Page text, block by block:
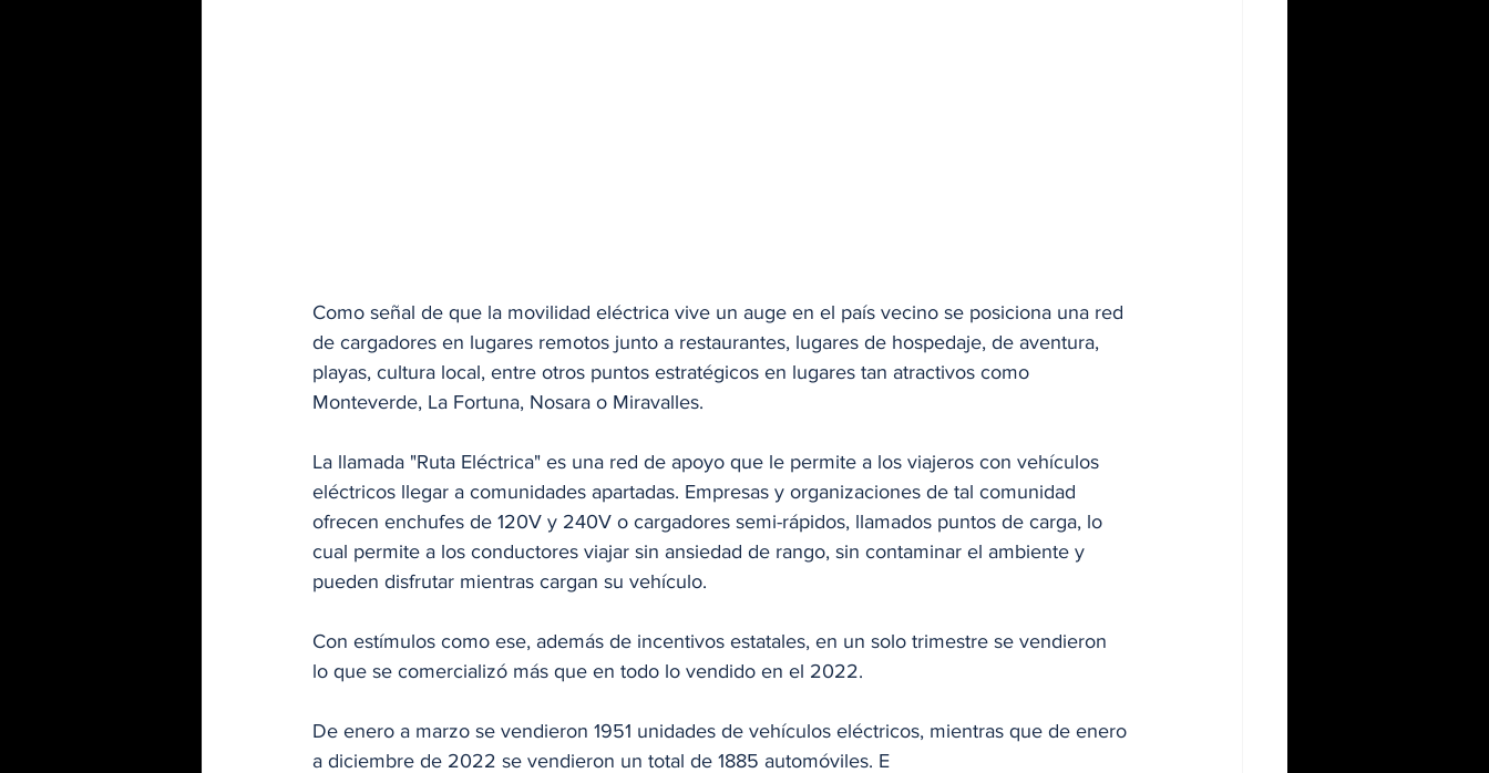
Como señal de que la movilidad eléctrica vive un auge en el país vecino se posiciona una red
de cargadores en lugares remotos junto a restaurantes, lugares de hospedaje, de aventura,
playas, cultura local, entre otros puntos estratégicos en lugares tan atractivos como
Monteverde, La Fortuna, Nosara o Miravalles.
La llamada "Ruta Eléctrica" es una red de apoyo que le permite a los viajeros con vehículos
eléctricos llegar a comunidades apartadas. Empresas y organizaciones de tal comunidad
ofrecen enchufes de 120V y 240V o cargadores semi-rápidos, llamados puntos de carga, lo
cual permite a los conductores viajar sin ansiedad de rango, sin contaminar el ambiente y
pueden disfrutar mientras cargan su vehículo.
Con estímulos como ese, además de incentivos estatales, en un solo trimestre se vendieron
lo que se comercializó más que en todo lo vendido en el 2022.
De enero a marzo se vendieron 1951 unidades de vehículos eléctricos, mientras que de enero
a diciembre de 2022 se vendieron un total de 1885 automóviles. E